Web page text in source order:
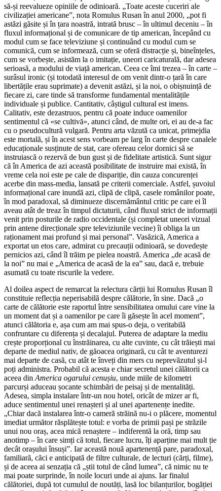
să-și reevalueze opiniile de odinioară. „Toate aceste cuceriri ale
civilizației americane”, nota Romulus Rusan în anul 2000, „pot fi
astăzi găsite și în țara noastră, intrată brusc – în ultimul deceniu – în
fluxul informațional și de comunicare de tip american, începând cu
modul cum se face televiziune și continuând cu modul cum se
comunică, cum se informează, cum se oferă distracție și, bineînțeles,
cum se vorbește, asistăm la o imitație, uneori caricaturală, dar adesea
serioasă, a modului de viață american. Ceea ce îmi trezea – în carte –
surâsul ironic (și totodată interesul de om venit dintr-o țară în care
libertățile erau suprimate) a devenit astăzi, și la noi, o obișnuință de
fiecare zi, care tinde să transforme fundamental mentalitățile
individuale și publice. Cantitativ, câștigul cultural est imens.
Calitativ, este dezastruos, pentru că poate induce oamenilor
sentimentul că «se cultivă», atunci când, de multe ori, ei au de-a fac
cu o pseudocultură vulgară. Pentru arta văzută ca unicat, primejdia
este mortală, și în acest sens vorbeam pe larg în carte despre canalele
educaționale susținute de stat, care ofereau celor dornici să se
instruiască o rezervă de bun gust și de fidelitate artistică. Sunt sigur
că în America de azi această posibilitate de instruire mai există, în
vreme cela noi este pe cale de dispariție, din cauza concurenței
acerbe din mass-media, lansată pe criterii comerciale. Astfel, șuvoiul
informațional care inundă azi, clipă de clipă, casele românilor poate,
în mod paradoxal, să diminueze discernământul critic pe care ei îl
aveau atât de treaz în timpul dictaturii, când fluxul strict de informații
venit prin posturile de radio occidentale (și completat uneori vizual
prin antene direcționale spre televiziunile vecine) îi obliga la un
raționament mai profund și mai personal”. Vasăzică, America a
exportat un etos care, admirat cu precauții odinioară, se dovedește
pernicios azi, când îl trăim pe pielea noastră. America „de acasă de
la noi” nu mai e „America de acasă de la ea” sau, dacă e, trebuie
asumată cu toate riscurile la vedere.
Al doilea aspect de remarcat la relectura cărții lui Romulus Rusan îl
constituie reflecția neperisabilă despre călătorie, în sine. Dacă „o
carte de călătorie este raportul între sensibilitatea omului care vine la
un moment dat și a oamenilor pe care îi găsește în acel moment”,
atunci călătoria e, așa cum am mai spus-o deja, o veritabilă
confruntare cu diferența și decalajul. Puterea de adaptare la mediu
crește proporțional cu înstrăinarea, cu alte cuvinte, cu cât trăiești mai
departe de mediul nativ, de găoacea originară, cu cât te aventurezi
mai departe de casă, cu atât te înveți din mers cu neprevăzutul și-l
poți administra. Probabil că acesta e chiar secretul unei călătorii ca
aceea dinAmerica ogarului cenușiu, unde miile de kilometri
parcurși aduceau șocante schimbări de peisaj și de mentalități.
Adesea, simpla instalare într-un nou hotel, oricât de mizer ar fi,
aduce sentimentul unei renașteri și al unei apartenențe inedite.
„Chiar dacă instalarea într-o cameră străină nu-i o plăcere, momentul
imediat următor răsplătește totul: e vorba de primii pași pe străzile
unui nou oraș, acea mică renaștere – indiferentă la oră, timp sau
anotimp – în care simți că totul, fiecare lucru, îți aparține mai mult ție
decât orașului însuși”. Iar această nouă apartenență pare, paradoxal,
familiară, căci e anticipată de filtre culturale, de lecturi (cărți, filme),
și de aceea ai senzația că „știi totul de când lumea”, că nimic nu te
mai poate surprinde, în noile locuri unde ai ajuns. Iar finalul
călătoriei, după tot cumulul de noutăți, lasă loc bilanțurilor, bogăției